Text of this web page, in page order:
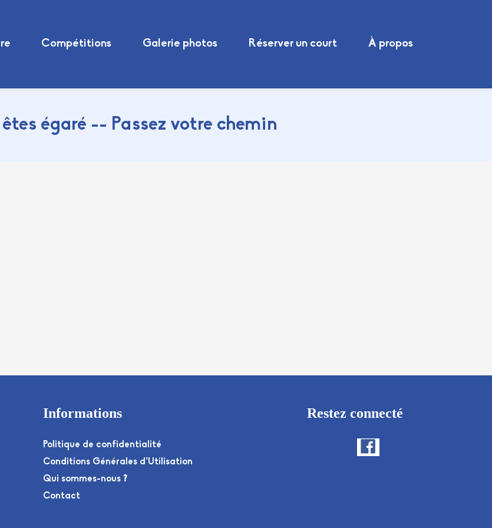
Compétitions Galerie photos Réserver un court À propos
égaré -- Passez votre chemin
Informations
Politique de confidentialité
Conditions Générales d’Utilisation
Qui sommes-nous ?
Contact
Restez connecté